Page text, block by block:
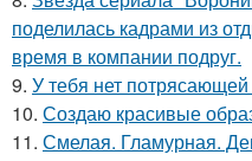
поделилась кадрами из
время в компании подруг.
9. У тебя нет
10. Создаю красивые
11. Смелая. Гламурная.